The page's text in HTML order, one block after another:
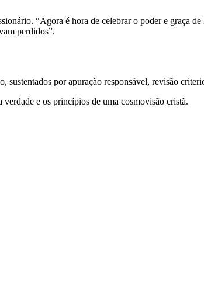
“Agora é hora de celebrar o poder e graça
perdidos”.
por apuração responsável, revisão
e os princípios de uma cosmovisão cristã.